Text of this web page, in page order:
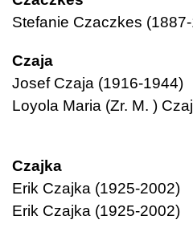
Stefanie Czaczkes
Czaja
Josef Czaja (1916-1944)
Loyola Maria (Zr. M. )
Czajka
Erik Czajka (1925-2002)
Erik Czajka (1925-2002)